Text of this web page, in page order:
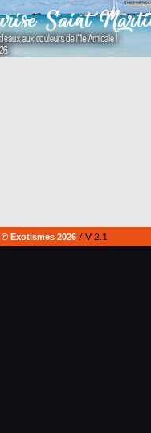
© Exotismes 2026/ V 2.1